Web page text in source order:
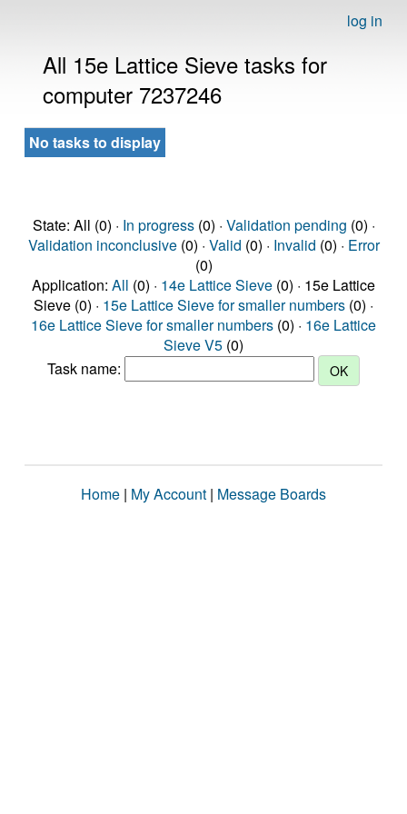
log in
All 15e Lattice Sieve tasks for
computer 7237246
No tasks to display
State: All (0) · In progress(0) · Validation pending (0) ·
Validation inconclusive(0) · Valid (0) · Invalid (0) · Error
(0)
Application: All (0) · 14e Lattice Sieve (0) · 15e Lattice
Sieve (0) · 15e Lattice Sieve for smaller numbers (0) ·
16e Lattice Sieve for smaller numbers (0) · 16e Lattice
Sieve V5 (0)
Task name:
Home | My Account | Message Boards